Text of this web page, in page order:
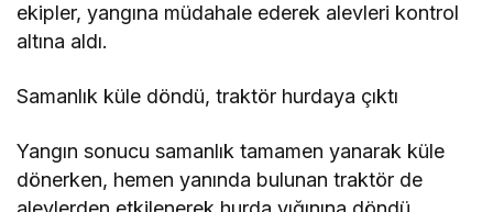
ekipler, yangına müdahale ederek alevleri kontrol
altına aldı.
Samanlık küle döndü, traktör hurdaya çıktı
Yangın sonucu samanlık tamamen yanarak küle
dönerken, hemen yanında bulunan traktör de